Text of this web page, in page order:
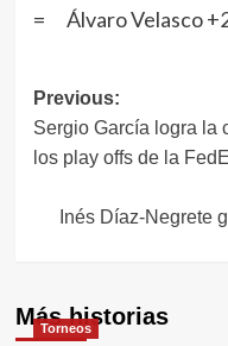
= Álvaro Velasco
Navegación
de
entradas
Previous:
Sergio García logra la
los play offs de la
Inés Díaz-Negrete
Más historias
Torneos